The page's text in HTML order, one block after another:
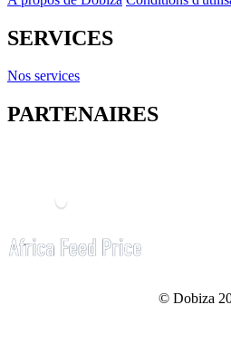
SERVICES
Nos services
PARTENAIRES
© Dobiza